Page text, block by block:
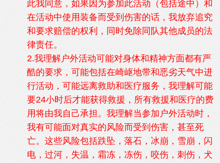
此我同意，如果因为参加此活动（包括途中）和
在活动中使用装备而受到伤害的话，我放弃追究
和要求赔偿的权利，同时免除同队其他成员的法
律责任。
2.我理解户外活动可能对身体和精神方面都有严
酷的要求，可能包括在崎岖地带和恶劣天气中进
行活动，可能远离救助和医疗服务，我理解可能
要24小时后才能获得救援，所有救援和医疗的费
用将由我自己承担。我理解当参加户外活动时，
我有可能面对真实的风险而受到伤害，甚至死
亡。这些风险包括跌坠，落石，冰崩，雪崩，闪
电，过河，失温，霜冻，冻伤，咬伤，刺伤，犬